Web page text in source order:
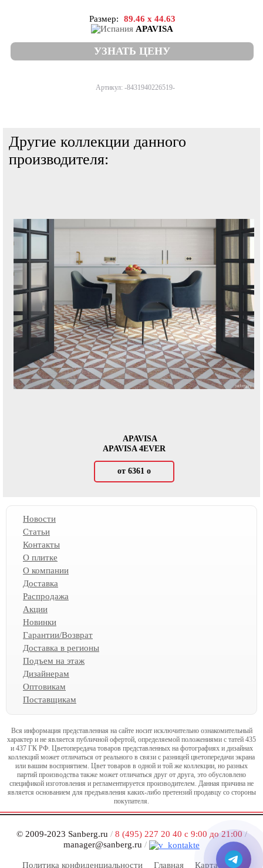
Размер:
89.46 x 44.63
APAVISA
УЗНАТЬ ЦЕНУ
Артикул: -8431940226519-
Другие коллекции данного
производителя:
APAVISA
APAVISA 4EVER
от 6361 о
Новости
Статьи
Контакты
О плитке
О компании
Доставка
Распродажа
Акции
Новинки
Гарантии/Возврат
Доставка в регионы
Подъем на этаж
Дизайнерам
Оптовикам
Поставщикам
Вся информация представленная на сайте носит исключительно ознакомительный
характер и не является публичной офертой, определяемой положениями с татей 435
и 437 ГК РФ. Цветопередача товаров представленных на фотографиях и дизайнах
коллекций может отличаться от реального в связи с разницей цветопередачи экрана
или вашим восприятием. Цвет товаров в одной и той же коллекции, но разных
партий производства также может отличаться друг от друга, это обусловлено
спецификой изготовления и регламентируется производителем. Данная причина не
является основанием для предъявления каких-либо претензий продавцу со стороны
покупателя.
© 2009-2023 Sanberg.ru / 8 (495) 227 20 40 с 9:00 до 21:00 /
manager@sanberg.ru /
Политика конфиденциальности Главная Карта сайта